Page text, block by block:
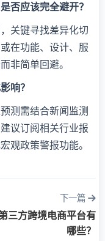
否应该完全避开？
关键寻找差异化切
在功能、设计、服
非简单回避。
响？
测需结合新闻监测
议订阅相关行业报
观政策警报功能。
下一篇
三方跨境电商平台有
哪些？